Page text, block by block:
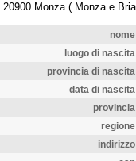
20900 Monza ( Monza e
nome
luogo di nascita
provincia di nascita
data di nascita
provincia
regione
indirizzo